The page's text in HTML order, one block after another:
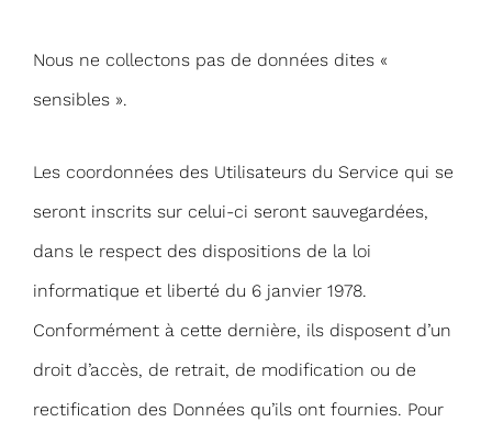
Nous ne collectons pas de données dites «
sensibles ».
Les coordonnées des Utilisateurs du Service qui se
seront inscrits sur celui-ci seront sauvegardées,
dans le respect des dispositions de la loi
informatique et liberté du 6 janvier 1978.
Conformément à cette dernière, ils disposent d’un
droit d’accès, de retrait, de modification ou de
rectification des Données qu’ils ont fournies. Pour